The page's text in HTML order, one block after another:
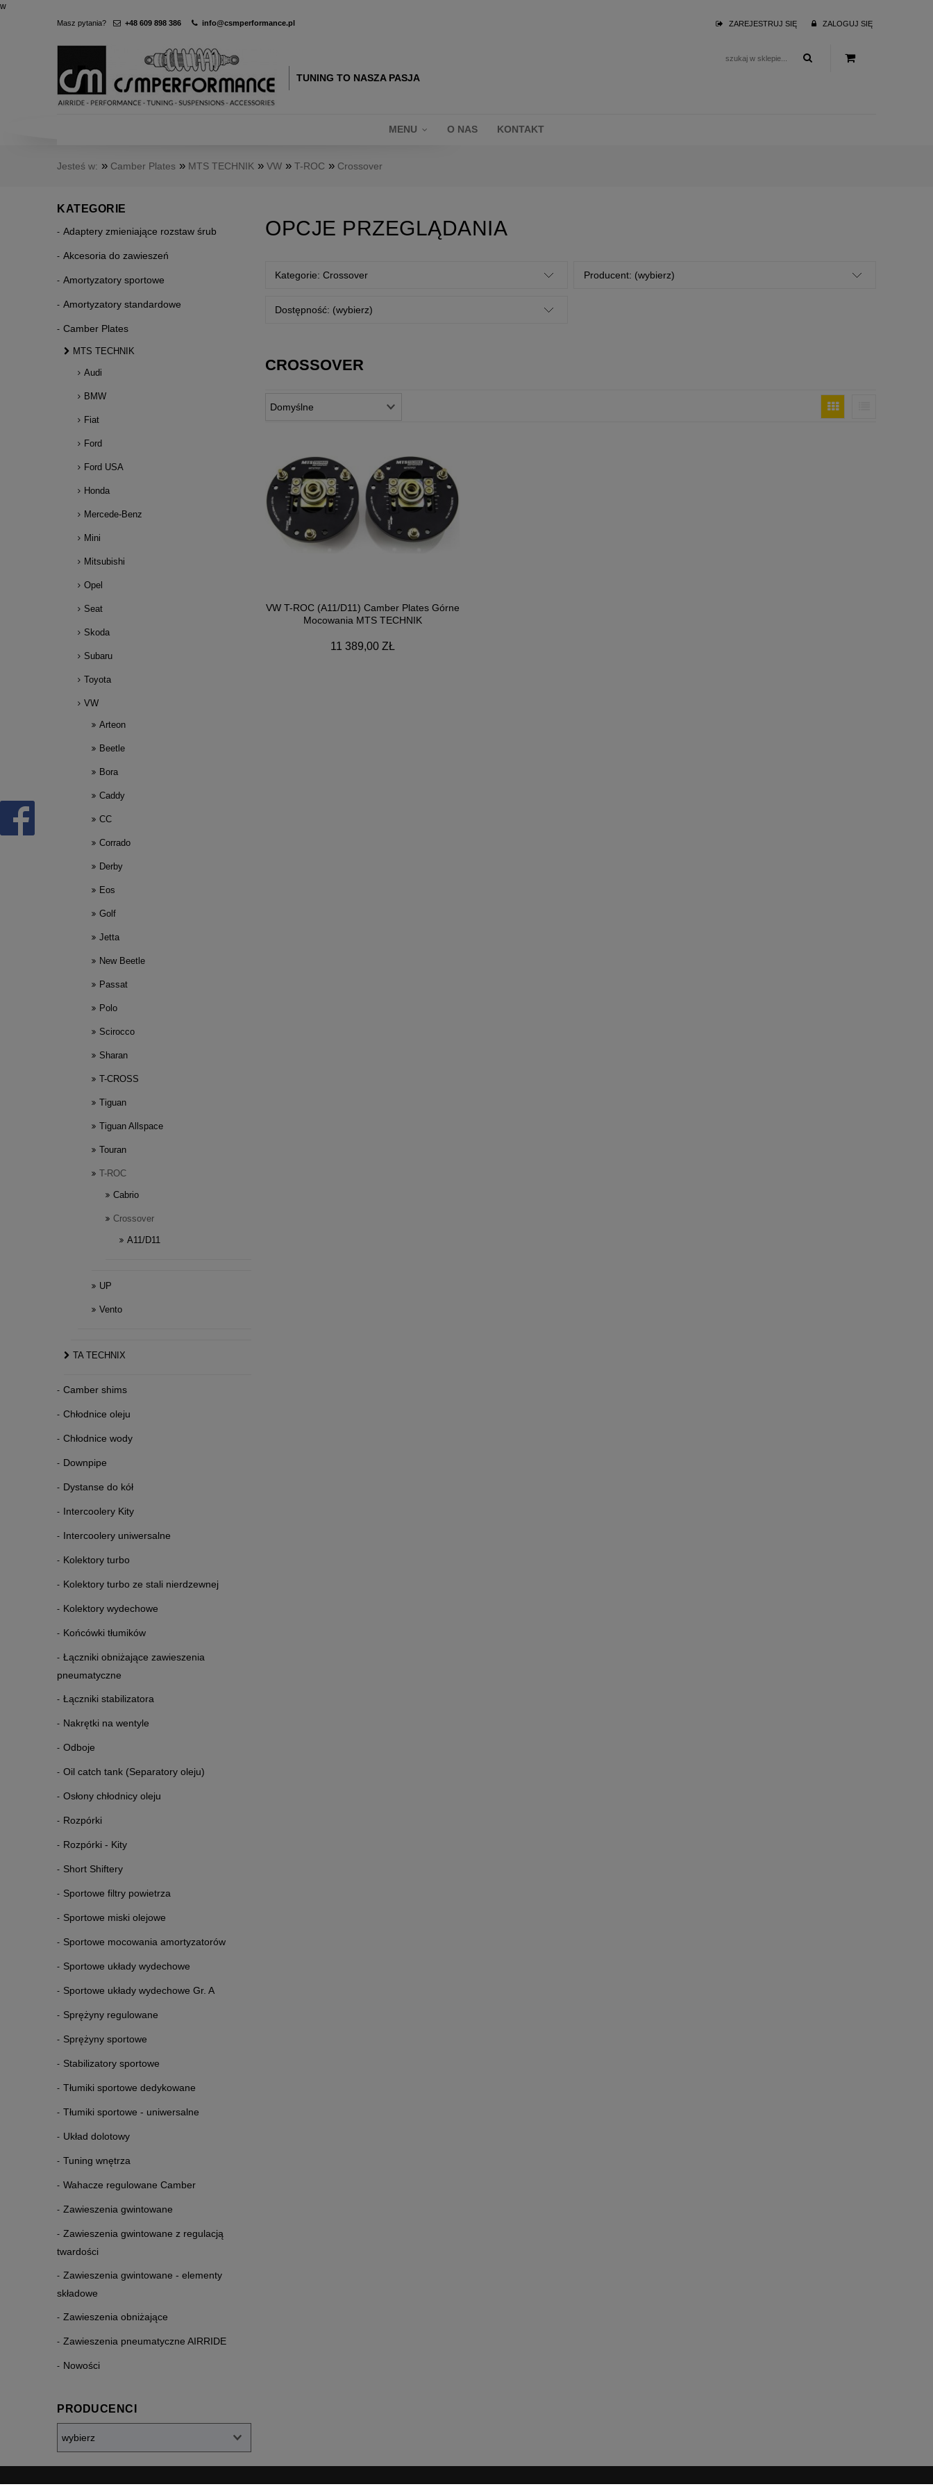
w
ZAREJESTRUJ SIĘ ZALOGUJ SIĘ
Masz pytania? +48 609 898 386 info@csmperformance.pl
TUNING TO NASZA PASJA
MENU O NAS KONTAKT
Jesteś w: » Camber Plates » MTS TECHNIK » VW » T-ROC » Crossover
KATEGORIE
Adaptery zmieniające rozstaw śrub
Akcesoria do zawieszeń
Amortyzatory sportowe
Amortyzatory standardowe
Camber Plates
MTS TECHNIK
Audi
BMW
Fiat
Ford
Ford USA
Honda
Mercede-Benz
Mini
Mitsubishi
Opel
Seat
Skoda
Subaru
Toyota
VW
Arteon
Beetle
Bora
Caddy
CC
Corrado
Derby
Eos
Golf
Jetta
New Beetle
Passat
Polo
Scirocco
Sharan
T-CROSS
Tiguan
Tiguan Allspace
Touran
T-ROC
Cabrio
Crossover
A11/D11
UP
Vento
TA TECHNIX
Camber shims
Chłodnice oleju
Chłodnice wody
Downpipe
Dystanse do kół
Intercoolery Kity
Intercoolery uniwersalne
Kolektory turbo
Kolektory turbo ze stali nierdzewnej
Kolektory wydechowe
Końcówki tłumików
Łączniki obniżające zawieszenia
pneumatyczne
Łączniki stabilizatora
Nakrętki na wentyle
Odboje
Oil catch tank (Separatory oleju)
Osłony chłodnicy oleju
Rozpórki
Rozpórki - Kity
Short Shiftery
Sportowe filtry powietrza
Sportowe miski olejowe
Sportowe mocowania amortyzatorów
Sportowe układy wydechowe
Sportowe układy wydechowe Gr. A
Sprężyny regulowane
Sprężyny sportowe
Stabilizatory sportowe
Tłumiki sportowe dedykowane
Tłumiki sportowe - uniwersalne
Układ dolotowy
Tuning wnętrza
Wahacze regulowane Camber
Zawieszenia gwintowane
Zawieszenia gwintowane z regulacją
twardości
Zawieszenia gwintowane - elementy
składowe
Zawieszenia obniżające
Zawieszenia pneumatyczne AIRRIDE
Nowości
PRODUCENCI
OPCJE PRZEGLĄDANIA
Kategorie: Crossover Producent: (wybierz)
Dostępność: (wybierz)
CROSSOVER
VW T-ROC (A11/D11) Camber Plates Górne
Mocowania MTS TECHNIK
11 389,00 ZŁ